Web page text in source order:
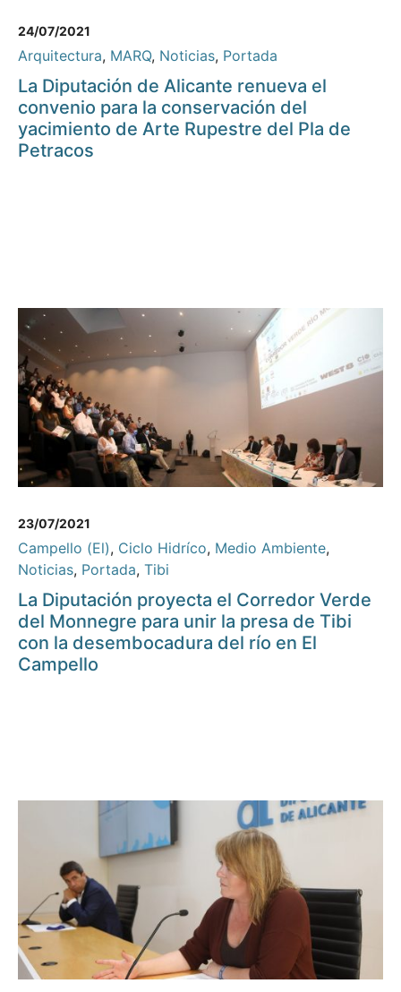
24/07/2021
Arquitectura, MARQ, Noticias, Portada
La Diputación de Alicante renueva el
convenio para la conservación del
yacimiento de Arte Rupestre del Pla de
Petracos
23/07/2021
Campello (El), Ciclo Hidríco, Medio Ambiente,
Noticias, Portada, Tibi
La Diputación proyecta el Corredor Verde
del Monnegre para unir la presa de Tibi
con la desembocadura del río en El
Campello